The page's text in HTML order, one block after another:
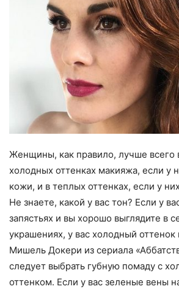
Женщины, как правило, лучше всего
холодных оттенках макияжа, если у
кожи, и в теплых оттенках, если у
Не знаете, какой у вас тон? Если у
запястьях и вы хорошо выглядите в
украшениях, у вас холодный оттенок
Мишель Докери из сериала
следует выбрать губную помаду с
оттенком. Если у вас зеленые вены